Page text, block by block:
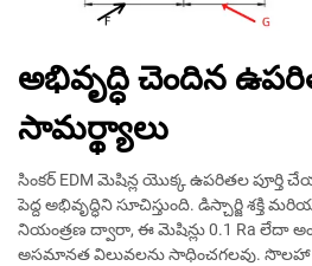
అభివృద్ధి చెందిన
సామర్థ్యాలు
సింకర్ EDM మెషిన్ల యొక్క ఉపరితల
పెద్ద అభివృద్ధిని సూచిస్తుంది. డిస్చార్జి
నియంత్రణ ద్వారా, ఈ మెషిన్లు 0.1 Ra లేదా
అసమానత విలువలను సాధించగలవు. సొలహా